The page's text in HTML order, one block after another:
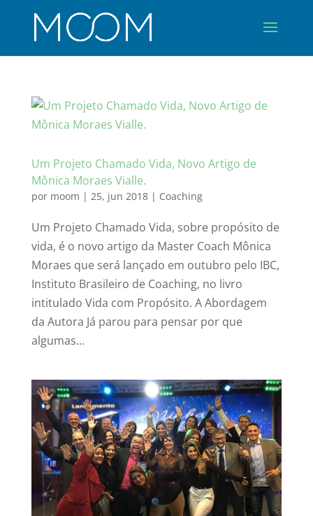
Um Projeto Chamado Vida, Novo Artigo de
Mônica Moraes Vialle.
por moom | 25, jun 2018| Coaching
Um Projeto Chamado Vida, sobre propósito de
vida, é o novo artigo da Master Coach Mônica
Moraes que será lançado em outubro pelo IBC,
Instituto Brasileiro de Coaching, no livro
intitulado Vida com Propósito. A Abordagem
da Autora Já parou para pensar por que
algumas...